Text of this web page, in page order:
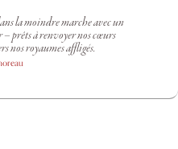
la moindre marche avec un
prêts à renvoyer nos cœurs
nos royaumes affligés.